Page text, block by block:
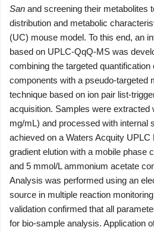
San and screening their metabolites
distribution and metabolic
(UC) mouse model. To this end, an
based on UPLC-QqQ-MS was
combining the targeted quantification
components with a pseudo-targeted
technique based on ion pair list-
acquisition. Samples were extracted
mg/mL) and processed with internal
achieved on a Waters Acquity
gradient elution with a mobile phase
and 5 mmol/L ammonium acetate
Analysis was performed using an
source in multiple reaction
validation confirmed that all
for bio-sample analysis. Application